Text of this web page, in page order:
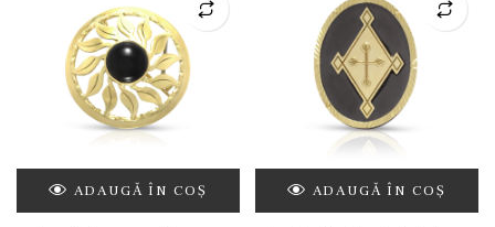
ADAUGĂ ÎN COȘ ADAUGĂ ÎN COȘ